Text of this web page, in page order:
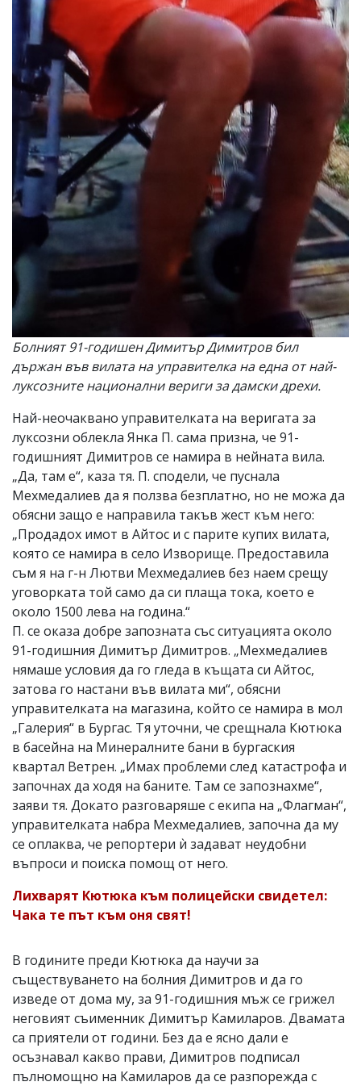
Болният 91-годишен Димитър Димитров бил
държан във вилата на управителка на една от най-
луксозните национални вериги за дамски дрехи.
Най-неочаквано управителката на веригата за
луксозни облекла Янка П. сама призна, че 91-
годишният Димитров се намира в нейната вила.
„Да, там е“, каза тя. П. сподели, че пуснала
Мехмедалиев да я ползва безплатно, но не можа да
обясни защо е направила такъв жест към него:
„Продадох имот в Айтос и с парите купих вилата,
която се намира в село Изворище. Предоставила
съм я на г-н Лютви Мехмедалиев без наем срещу
уговорката той само да си плаща тока, което е
около 1500 лева на година.“
П. се оказа добре запозната със ситуацията около
91-годишния Димитър Димитров. „Мехмедалиев
нямаше условия да го гледа в къщата си Айтос,
затова го настани във вилата ми“, обясни
управителката на магазина, който се намира в мол
„Галерия“ в Бургас. Тя уточни, че срещнала Кютюка
в басейна на Минералните бани в бургаския
квартал Ветрен. „Имах проблеми след катастрофа и
започнах да ходя на баните. Там се запознахме“,
заяви тя. Докато разговаряше с екипа на „Флагман“,
управителката набра Мехмедалиев, започна да му
се оплаква, че репортери ѝ задават неудобни
въпроси и поиска помощ от него.
Лихварят Кютюка към полицейски свидетел:
Чака те път към оня свят!
В годините преди Кютюка да научи за
съществуването на болния Димитров и да го
изведе от дома му, за 91-годишния мъж се грижел
неговият съименник Димитър Камиларов. Двамата
са приятели от години. Без да е ясно дали е
осъзнавал какво прави, Димитров подписал
пълномощно на Камиларов да се разпорежда с